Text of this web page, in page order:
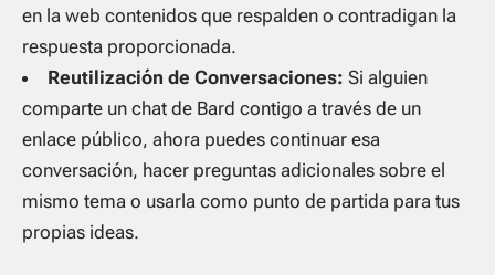
en la web contenidos que respalden o contradigan la
respuesta proporcionada.
Reutilización de Conversaciones: Si alguien
comparte un chat de Bard contigo a través de un
enlace público, ahora puedes continuar esa
conversación, hacer preguntas adicionales sobre el
mismo tema o usarla como punto de partida para tus
propias ideas.